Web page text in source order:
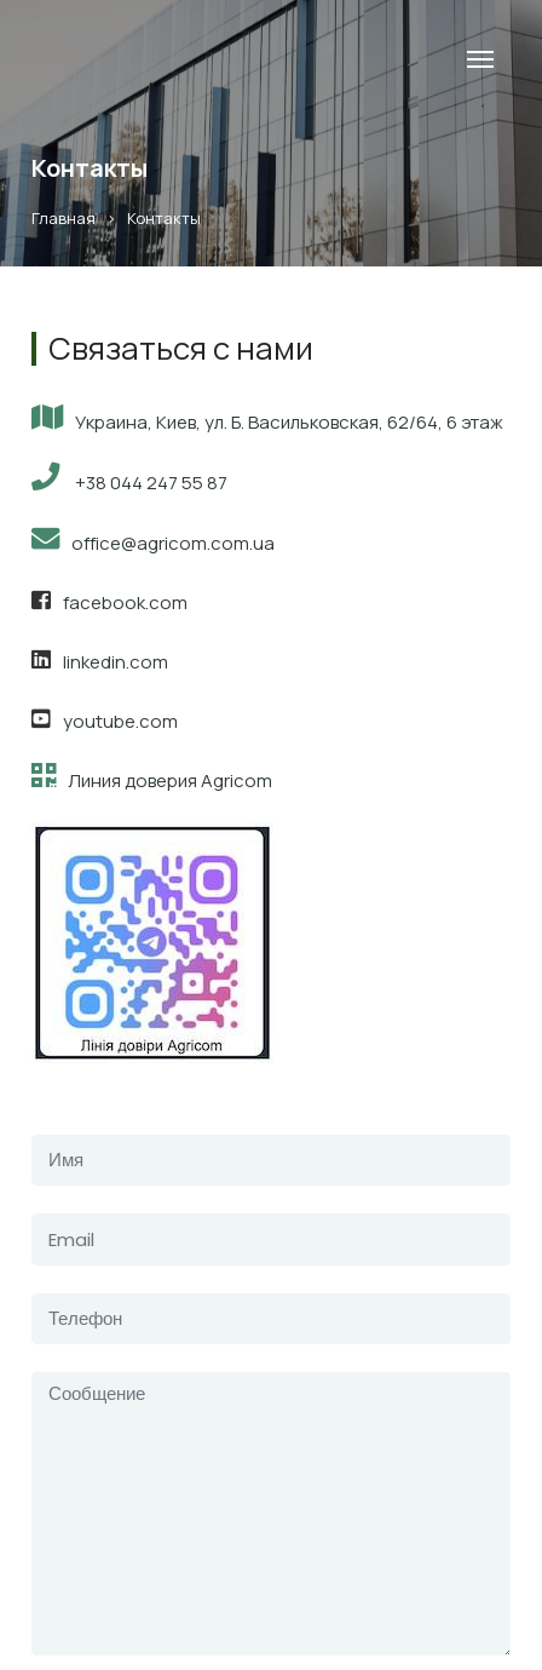
Контакты
Главная>Контакты
Связаться с нами
Украина, Киев, ул. Б. Васильковская, 62/64, 6 этаж
+38 044 247 55 87
office@agricom.com.ua
facebook.com
linkedin.com
youtube.com
Линия доверия Agricom